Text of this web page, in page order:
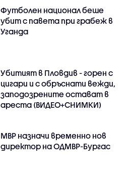
Футболен национал беше
убит с павета при грабеж в
Уганда
Убитият в Пловдив - горен с
цигари и с обръснати вежди,
заподозрените остават в
ареста (ВИДЕО+СНИМКИ)
МВР назначи временно нов
директор на ОДМВР-Бургас